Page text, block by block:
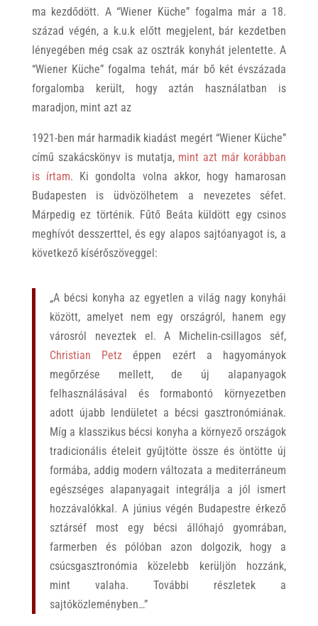
ma kezdődött. A “Wiener Küche” fogalma már a 18.
század végén, a k.u.k előtt megjelent, bár kezdetben
lényegében még csak az osztrák konyhát jelentette. A
“Wiener Küche” fogalma tehát, már bő két évszázada
forgalomba került, hogy aztán használatban is
maradjon, mint azt az
1921-ben már harmadik kiadást megért “Wiener Küche”
című szakácskönyv is mutatja, mint azt már korábban
is írtam. Ki gondolta volna akkor, hogy hamarosan
Budapesten is üdvözölhetem a nevezetes séfet.
Márpedig ez történik. Fűtő Beáta küldött egy csinos
meghívót desszerttel, és egy alapos sajtóanyagot is, a
következő kísérőszöveggel:
„A bécsi konyha az egyetlen a világ nagy konyhái
között, amelyet nem egy országról, hanem egy
városról neveztek el. A Michelin-csillagos séf,
Christian Petz éppen ezért a hagyományok
megőrzése mellett, de új alapanyagok
felhasználásával és formabontó környezetben
adott újabb lendületet a bécsi gasztronómiának.
Míg a klasszikus bécsi konyha a környező országok
tradicionális ételeit gyűjtötte össze és öntötte új
formába, addig modern változata a mediterráneum
egészséges alapanyagait integrálja a jól ismert
hozzávalókkal. A június végén Budapestre érkező
sztárséf most egy bécsi állóhajó gyomrában,
farmerben és pólóban azon dolgozik, hogy a
csúcsgasztronómia közelebb kerüljön hozzánk,
mint valaha. További részletek a
sajtóközleményben…”